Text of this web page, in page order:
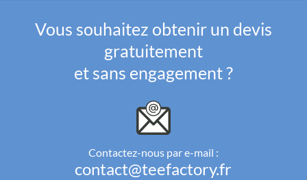
Vous souhaitez obtenir un devis
gratuitement
et sans engagement ?
Contactez-nous par e-mail :
contact@teefactory.fr